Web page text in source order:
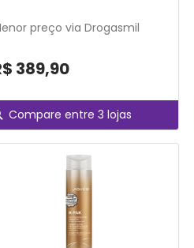
preço via Drogasmil
389,90
Compare entre 3 lojas